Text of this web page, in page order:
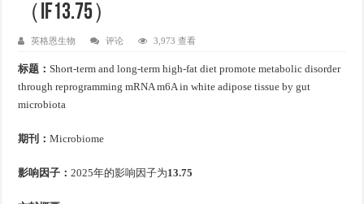
（IF13.75）
英格恩生物 评论 3,973 查看
标题：Short-term and long-term high-fat diet promote metabolic disorder
through reprogramming mRNA m6A in white adipose tissue by gut
microbiota
期刊：Microbiome
影响因子：2025年的影响因子为13.75